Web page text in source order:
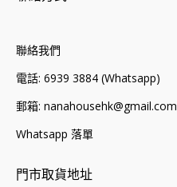
聯絡我們
電話: 6939 3884 (Whatsapp)
郵箱: nanahousehk@gmail.com
Whatsapp 落單
門市取貨地址